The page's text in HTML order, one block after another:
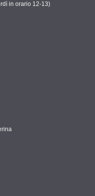
in orario 12-13)